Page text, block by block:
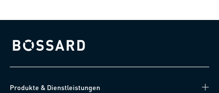
Bossard homepage
Produkte & Dienstleistungen